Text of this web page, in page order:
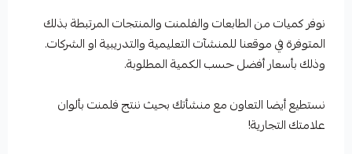
نوفر كميات من الطابعات والفلمنت والمنتجات المرتبطة بذلك
المتوفرة في موقعنا للمنشآت التعليمية والتدريبية او الشركات.
وذلك بأسعار أفضل حسب الكمية المطلوبة.
نستطيع أيضا التعاون مع منشأتك بحيث ننتج فلمنت بألوان
علامتك التجارية!